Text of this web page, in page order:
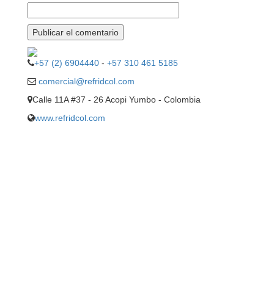
+57 (2) 6904440 - +57 310 461 5185
comercial@refridcol.com
Calle 11A #37 - 26 Acopi Yumbo - Colombia
www.refridcol.com